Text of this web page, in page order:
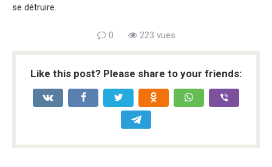
se détruire.
0 223 vues
Like this post? Please share to your friends: